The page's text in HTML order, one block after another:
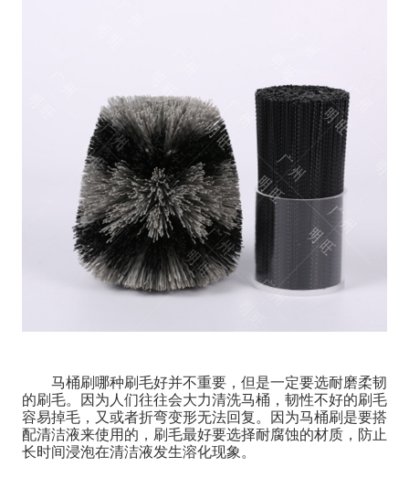
马桶刷哪种刷毛好并不重要，但是一定要选耐磨柔韧
的刷毛。因为人们往往会大力清洗马桶，韧性不好的刷毛
容易掉毛，又或者折弯变形无法回复。因为马桶刷是要搭
配清洁液来使用的，刷毛最好要选择耐腐蚀的材质，防止
长时间浸泡在清洁液发生溶化现象。